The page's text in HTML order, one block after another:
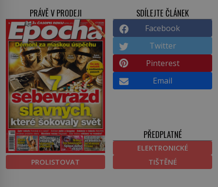
PRÁVĚ V PRODEJI
PROLISTOVAT
SDÍLEJTE ČLÁNEK
Facebook
Twitter
Pinterest
Email
PŘEDPLATNÉ
ELEKTRONICKÉ
TIŠTĚNÉ